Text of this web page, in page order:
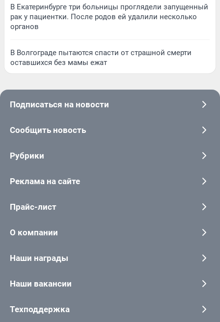
В Екатеринбурге три больницы проглядели запущенный
рак у пациентки. После родов ей удалили несколько
органов
В Волгограде пытаются спасти от страшной смерти
оставшихся без мамы ежат
Подписаться на новости
Сообщить новость
Рубрики
Реклама на сайте
Прайс-лист
О компании
Наши награды
Наши вакансии
Техподдержка